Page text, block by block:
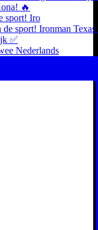
sport! Iro
Nederlands